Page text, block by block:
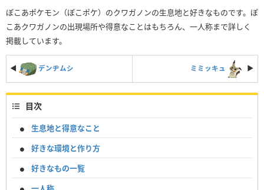
ぽこあポケモン（ぽこポケ）のクワガノンの生息地と好きなものです。ぽ
こあクワガノンの出現場所や得意なことはもちろん、一人称まで詳しく
掲載しています。
◀ デンヂムシ ミミッキュ ▶︎
目次
生息地と得意なこと
好きな環境と作り方
好きなもの一覧